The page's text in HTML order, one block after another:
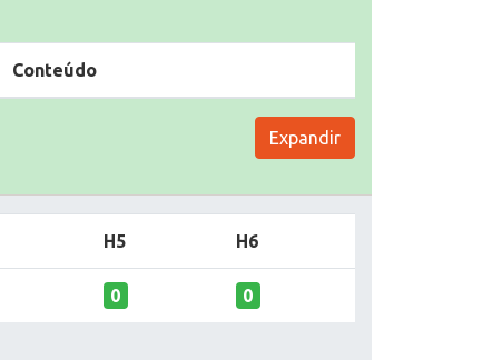
Conteúdo
Expandir
H5 H6
0 0